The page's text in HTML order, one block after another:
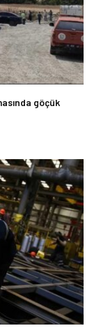
göçük